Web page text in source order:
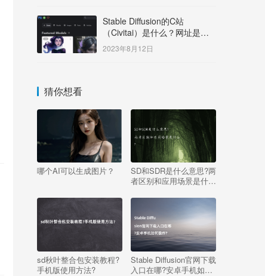
Stable Diffusion的C站
（Civitai）是什么？网址是多
少？
2023年8月12日
猜你想看
哪个AI可以生成图片？
SD和SDR是什么意思?两
者区别和应用场景是什
sd秋叶整合包安装教程?
手机版使用方法?
Stable Diffusion官网下载
入口在哪?安卓手机如何